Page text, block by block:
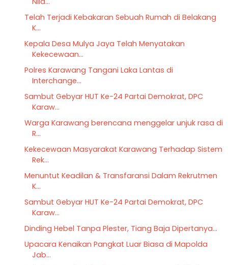
Telah Terjadi Kebakaran Sebuah Rumah di Belakang
K...
Kepala Desa Mulya Jaya Telah Menyatakan
Kekecewaan...
Polres Karawang Tangani Laka Lantas di
Interchange...
Sambut Gebyar HUT Ke-24 Partai Demokrat, DPC
Karaw...
Warga Karawang berencana menggelar unjuk rasa di
R...
Kekecewaan Masyarakat Karawang Terhadap Sistem
Rek...
Menuntut Keadilan & Transfaransi Dalam Rekrutmen
K...
Sambut Gebyar HUT Ke-24 Partai Demokrat, DPC
Karaw...
Dinding Hebel Tanpa Plester, Tiang Baja Dipertanya...
Upacara Kenaikan Pangkat Luar Biasa di Mapolda
Jab...